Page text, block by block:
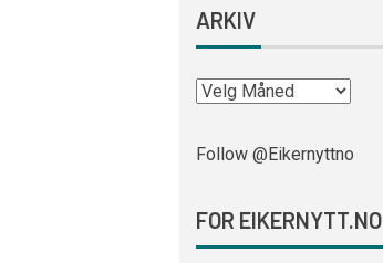
ARKIV
Follow @Eikernyttno
FOR EIKERNYTT.NO